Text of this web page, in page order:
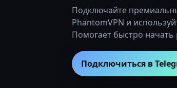
Подключайте
PhantomVPN и
Помогает быстро начать
Подключиться в